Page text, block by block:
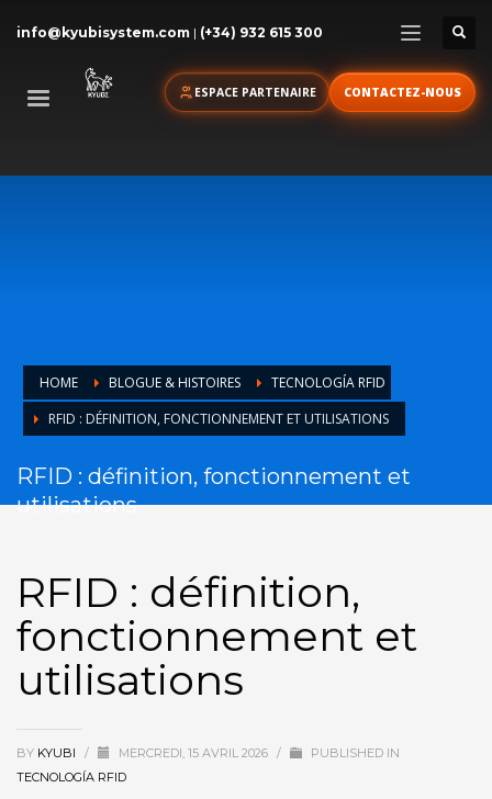
info@kyubisystem.com | (+34) 932 615 300
ESPACE PARTENAIRE CONTACTEZ-NOUS
HOME BLOGUE & HISTOIRES
TECNOLOGÍA RFID
RFID : DÉFINITION, FONCTIONNEMENT ET UTILISATIONS
RFID : définition, fonctionnement et
utilisations
RFID : définition,
fonctionnement et
utilisations
BY KYUBI / MERCREDI, 15 AVRIL 2026 /
PUBLISHED IN
TECNOLOGÍA RFID